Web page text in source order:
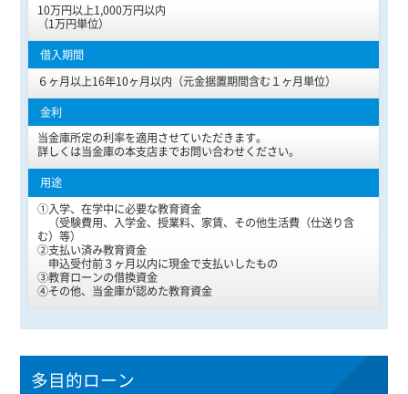
10万円以上1,000万円以内
（1万円単位）
６ヶ月以上16年10ヶ月以内（元金据置期間含む１ヶ月単位）
当金庫所定の利率を適用させていただきます。
詳しくは当金庫の本支店までお問い合わせください。
①入学、在学中に必要な教育資金
（受験費用、入学金、授業料、家賃、その他生活費（仕送り含
む）等）
②支払い済み教育資金
申込受付前３ヶ月以内に現金で支払いしたもの
③教育ローンの借換資金
④その他、当金庫が認めた教育資金
多目的ローン